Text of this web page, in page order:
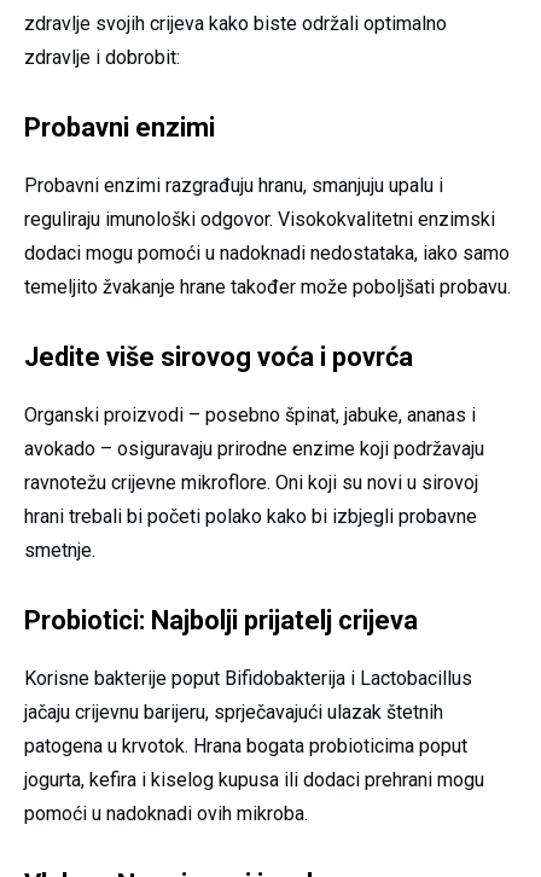
zdravlje svojih crijeva kako biste održali optimalno
zdravlje i dobrobit:
Probavni enzimi
Probavni enzimi razgrađuju hranu, smanjuju upalu i
reguliraju imunološki odgovor. Visokokvalitetni enzimski
dodaci mogu pomoći u nadoknadi nedostataka, iako samo
temeljito žvakanje hrane također može poboljšati probavu.
Jedite više sirovog voća i povrća
Organski proizvodi – posebno špinat, jabuke, ananas i
avokado – osiguravaju prirodne enzime koji podržavaju
ravnotežu crijevne mikroflore. Oni koji su novi u sirovoj
hrani trebali bi početi polako kako bi izbjegli probavne
smetnje.
Probiotici: Najbolji prijatelj crijeva
Korisne bakterije poput Bifidobakterija i Lactobacillus
jačaju crijevnu barijeru, sprječavajući ulazak štetnih
patogena u krvotok. Hrana bogata probioticima poput
jogurta, kefira i kiselog kupusa ili dodaci prehrani mogu
pomoći u nadoknadi ovih mikroba.